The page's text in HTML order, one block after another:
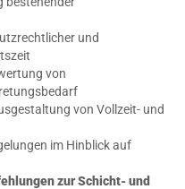
und
von
von Vollzeit- und
im Hinblick auf
zur Schicht- und